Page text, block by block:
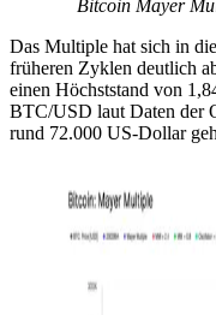
Bitcoin Mayer
Das Multiple hat sich in
früheren Zyklen deutlich
einen Höchststand von
BTC/USD laut Daten der
rund 72.000 US-Dollar